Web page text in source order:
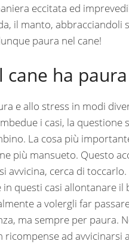
eccitata ed
il manto, abbracciandoli
paura nel cane!
cane ha
e allo stress in modi
i casi, la
La cosa più
più mansueto. Questo
avvicina, cerca di
in questi casi allontanare
a volergli far
ma sempre per paura.
ad avvicinarsi